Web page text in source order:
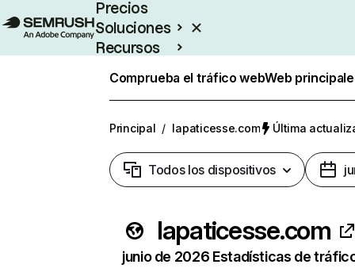
Precios
Soluciones
Recursos
Comprueba el tráfico webWeb
Principal / lapaticesse.com Última
Todos los dispositivos
lapaticesse.com
junio de 2026 Estadísticas de